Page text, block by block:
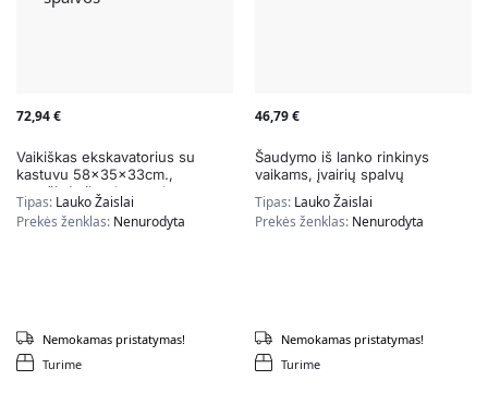
72,94€
Vaikiškas ekskavatorius su
kastuvu 58x35x33cm.,
oranžinės/juodos spalvos
Tipas: Lauko Žaislai
Prekės ženklas: Nenurodyta
Turime
Nemokamas pristatymas!
46,79€
Šaudymo iš lanko rinkinys
vaikams, įvairių spalvų
Tipas: Lauko Žaislai
Prekės ženklas: Nenurodyta
Turime
Nemokamas pristatymas!